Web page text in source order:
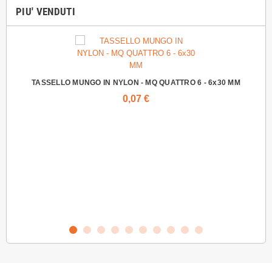
PIU' VENDUTI
TASSELLO MUNGO IN NYLON - MQ QUATTRO 6 - 6x30 MM
0,07 €